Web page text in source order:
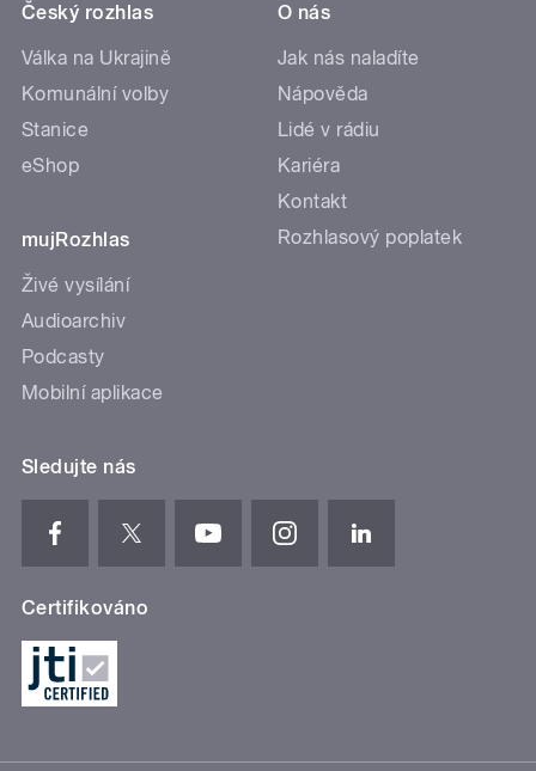
Český rozhlas
Válka na Ukrajině
Komunální volby
Stanice
eShop
mujRozhlas
Živé vysílání
Audioarchiv
Podcasty
Mobilní aplikace
O nás
Jak nás naladíte
Nápověda
Lidé v rádiu
Kariéra
Kontakt
Rozhlasový poplatek
Sledujte nás
Certifikováno